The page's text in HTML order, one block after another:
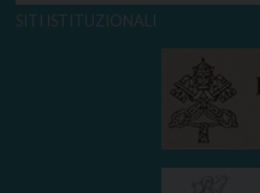
SITI ISTITUZIONALI